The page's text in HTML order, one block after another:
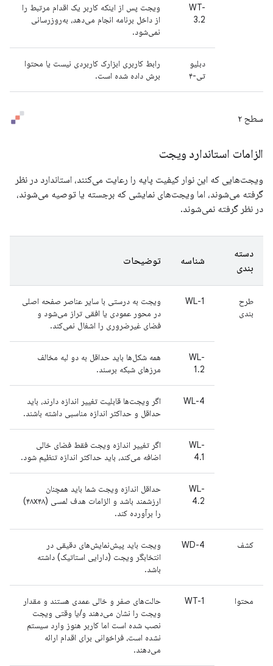
WT-
3.2
ویجت پس از اینکه کاربر یک اقدام مرتبط را
از داخل برنامه انجام می‌دهد، به‌روزرسانی
نمی‌شود.
دبلیو
تی-۴
رابط کاربری ابزارک کاربردی نیست یا محتوا
برش داده شده است.
سطح ۲
الزامات استاندارد ویجت
ویجت‌هایی که این نوار کیفیت پایه را رعایت می‌کنند، استاندارد در نظر
گرفته می‌شوند، اما ویجت‌های نمایشی که برجسته یا توصیه می‌شوند،
در نظر گرفته نمی‌شوند.
دسته
بندی
شناسه توضیحات
طرح
بندی
WL-1
ویجت به درستی با سایر عناصر صفحه اصلی
در محور عمودی یا افقی تراز می‌شود و
فضای غیرضروری را اشغال نمی‌کند.
WL-
1.2
همه شکل‌ها باید حداقل به دو لبه مخالف
مرزهای شبکه برسند.
WL-4
اگر ویجت‌ها قابلیت تغییر اندازه دارند، باید
حداقل و حداکثر اندازه مناسبی داشته باشند.
WL-
4.1
اگر تغییر اندازه ویجت فقط فضای خالی
اضافه می‌کند، باید حداکثر اندازه تنظیم شود.
WL-
4.2
حداقل اندازه ویجت شما باید همچنان
ارزشمند باشد و الزامات هدف لمسی (۴۸x۴۸)
را برآورده کند.
کشف WD-4
ویجت باید پیش‌نمایش‌های دقیقی در
انتخابگر ویجت (دارایی استاتیک) داشته
باشد.
محتوا WT-1
حالت‌های صفر و خالی عمدی هستند و مقدار
ویجت را نشان می‌دهند و/یا وقتی ویجت
نصب شده است اما کاربر هنوز وارد سیستم
نشده است، فراخوانی برای اقدام ارائه
می‌دهند.